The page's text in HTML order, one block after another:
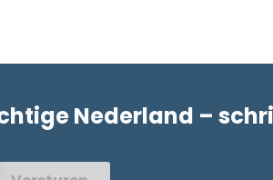
Nederland –